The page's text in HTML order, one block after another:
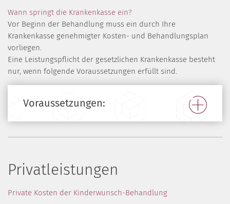
Wann springt die Krankenkasse ein?
Vor Beginn der Behandlung muss ein durch Ihre
Krankenkasse genehmigter Kosten- und Behandlungsplan
vorliegen.
Eine Leistungspflicht der gesetzlichen Krankenkasse besteht
nur, wenn folgende Voraussetzungen erfüllt sind.
Voraussetzungen:
Privatleistungen
Private Kosten der Kinderwunsch-Behandlung